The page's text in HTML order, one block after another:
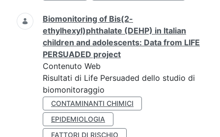
Biomonitoring of Bis(2-
ethylhexyl)phthalate (DEHP) in Italian
children and adolescents: Data from LIFE
PERSUADED project
Contenuto Web
Risultati di Life Persuaded dello studio di
biomonitoraggio
CONTAMINANTI CHIMICI
EPIDEMIOLOGIA
FATTORI DI RISCHIO